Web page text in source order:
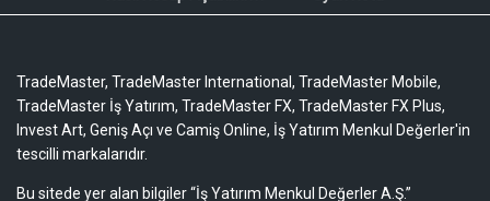
TradeMaster, TradeMaster International, TradeMaster Mobile,
TradeMaster İş Yatırım, TradeMaster FX, TradeMaster FX Plus,
Invest Art, Geniş Açı ve Camiş Online, İş Yatırım Menkul Değerler'in
tescilli markalarıdır.
Bu sitede yer alan bilgiler “İş Yatırım Menkul Değerler A.Ş.”